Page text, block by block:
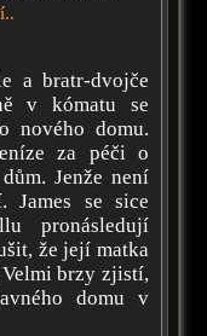
a bratr-dvojče
v kómatu se
nového domu.
za péči o
Jenže není
James se sice
pronásledují
že její matka
brzy zjistí,
domu v